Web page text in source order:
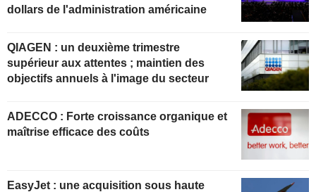
dollars de l'administration américaine
QIAGEN : un deuxième trimestre
supérieur aux attentes ; maintien des
objectifs annuels à l'image du secteur
ADECCO : Forte croissance organique et
maîtrise efficace des coûts
EasyJet : une acquisition sous haute